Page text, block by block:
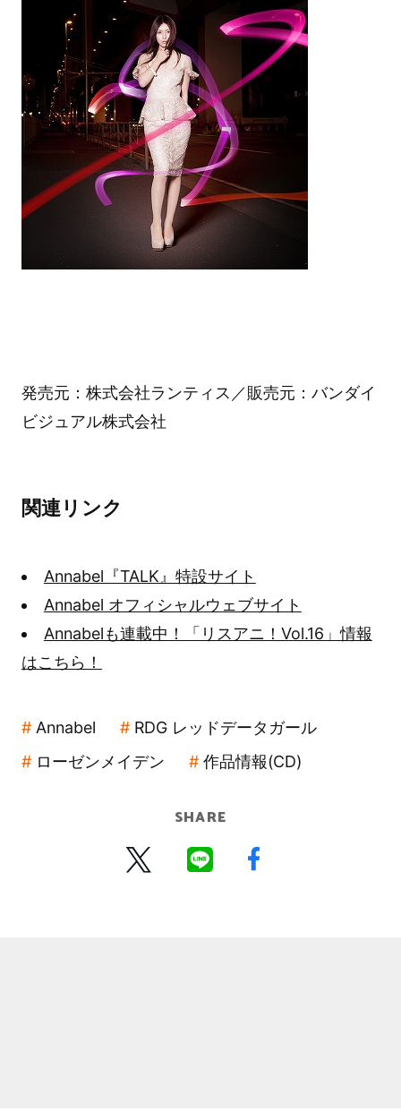
発売元：株式会社ランティス／販売元：バンダイ
ビジュアル株式会社
関連リンク
Annabel『TALK』特設サイト
Annabel オフィシャルウェブサイト
Annabelも連載中！「リスアニ！Vol.16」情報
はこちら！
Annabel
RDG レッドデータガール
ローゼンメイデン
作品情報(CD)
SHARE